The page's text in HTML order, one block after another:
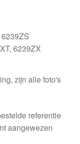
6239ZX
zijn alle foto's
referentie
aangewezen